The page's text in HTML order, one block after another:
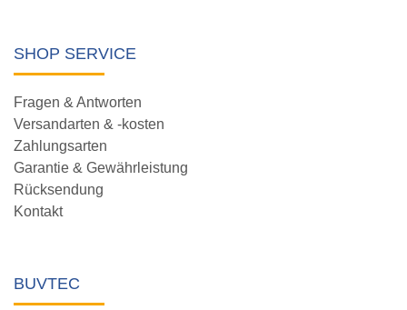
SHOP SERVICE
Fragen & Antworten
Versandarten & -kosten
Zahlungsarten
Garantie & Gewährleistung
Rücksendung
Kontakt
BUVTEC